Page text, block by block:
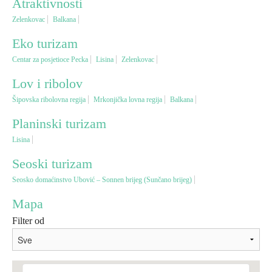
Avantura
Eko turizam
Kulturni turizam
Gastronomija
Lov i ribolov
Seoski turizam
Atraktivnosti
Zelenkovac Balkana
Eko turizam
Centar za posjetioce Pecka Lisina Zelenkovac
Lov i ribolov
Šipovska ribolovna regija Mrkonjička lovna regija Balkana
Planinski turizam
Lisina
Seoski turizam
Seosko domaćinstvo Ubović – Sonnen brijeg (Sunčano brijeg)
Mapa
Filter od